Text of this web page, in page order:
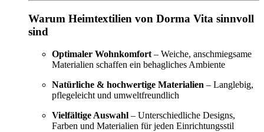
Warum Heimtextilien von Dorma Vita sinnvoll
sind
Optimaler Wohnkomfort – Weiche, anschmiegsame
Materialien schaffen ein behagliches Ambiente
Natürliche & hochwertige Materialien – Langlebig,
pflegeleicht und umweltfreundlich
Vielfältige Auswahl – Unterschiedliche Designs,
Farben und Materialien für jeden Einrichtungsstil